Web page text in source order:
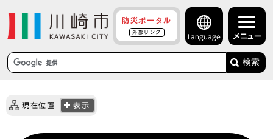
防災ポータル
外部リンク
Language メニュー
検索
現在位置 表示